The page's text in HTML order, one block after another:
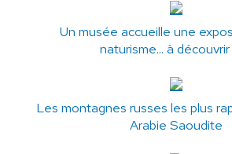
Un musée accueille une
naturisme... à découvrir
Les montagnes russes les plus
Arabie Saoudite